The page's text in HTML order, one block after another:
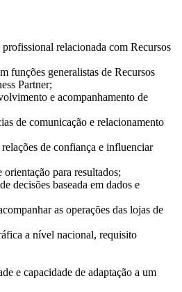
relacionada com Recursos
funções generalistas de Recursos
Partner;
e acompanhamento de
de comunicação e relacionamento
de confiança e influenciar
orientação para resultados;
decisões baseada em dados e
as operações das lojas de
a nível nacional, requisito
e capacidade de adaptação a um